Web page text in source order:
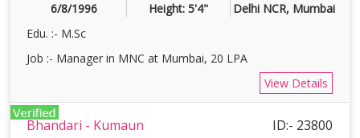
6/8/1996 Height: 5'4"
Delhi NCR, Mumbai
Edu. :- M.Sc
Job :- Manager in MNC at Mumbai, 20 LPA
View Details
Bhandari - Kumaun ID:- 23800